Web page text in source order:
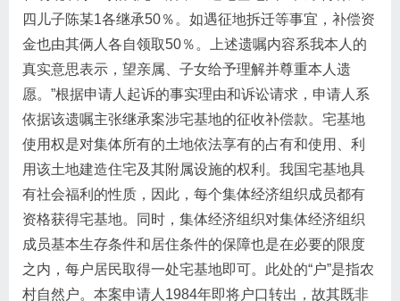
四儿子陈某1各继承50％。如遇征地拆迁等事宜，补偿资
金也由其俩人各自领取50％。上述遗嘱内容系我本人的
真实意思表示，望亲属、子女给予理解并尊重本人遗
愿。”根据申请人起诉的事实理由和诉讼请求，申请人系
依据该遗嘱主张继承案涉宅基地的征收补偿款。宅基地
使用权是对集体所有的土地依法享有的占有和使用、利
用该土地建造住宅及其附属设施的权利。我国宅基地具
有社会福利的性质，因此，每个集体经济组织成员都有
资格获得宅基地。同时，集体经济组织对集体经济组织
成员基本生存条件和居住条件的保障也是在必要的限度
之内，每户居民取得一处宅基地即可。此处的“户”是指农
村自然户。本案申请人1984年即将户口转出，故其既非